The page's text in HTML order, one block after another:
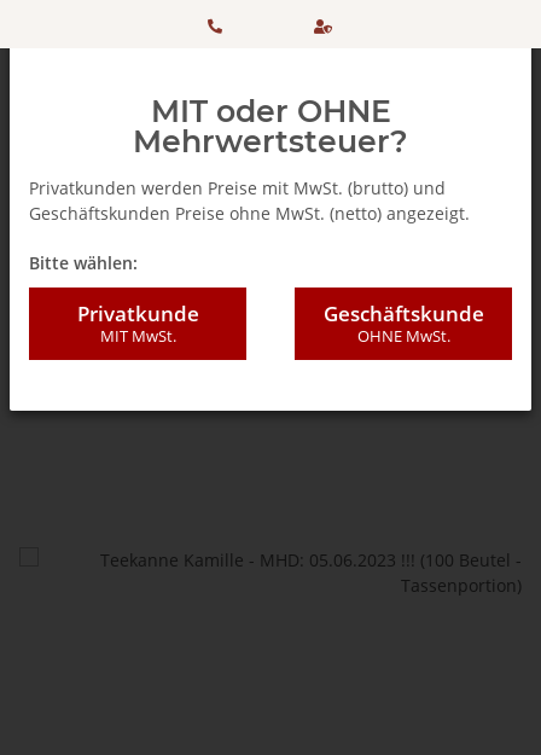
+ 49
506 98
einkaufen
SSL
MIT oder OHNE
Mehrwertsteuer?
Privatkunden werden Preise mit MwSt. (brutto) und
Geschäftskunden Preise ohne MwSt. (netto) angezeigt.
Bitte wählen:
Privatkunde
MIT MwSt.
Geschäftskunde
OHNE MwSt.